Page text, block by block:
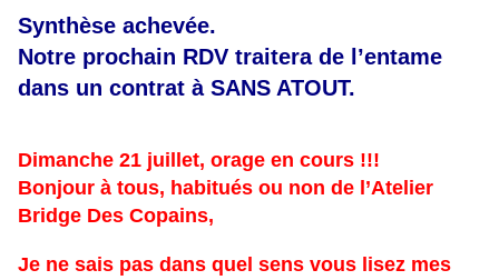
Synthèse achevée.
Notre prochain RDV traitera de l’entame
dans un contrat à SANS ATOUT.
Dimanche 21 juillet, orage en cours !!!
Bonjour à tous, habitués ou non de l’Atelier
Bridge Des Copains,
Je ne sais pas dans quel sens vous lisez mes